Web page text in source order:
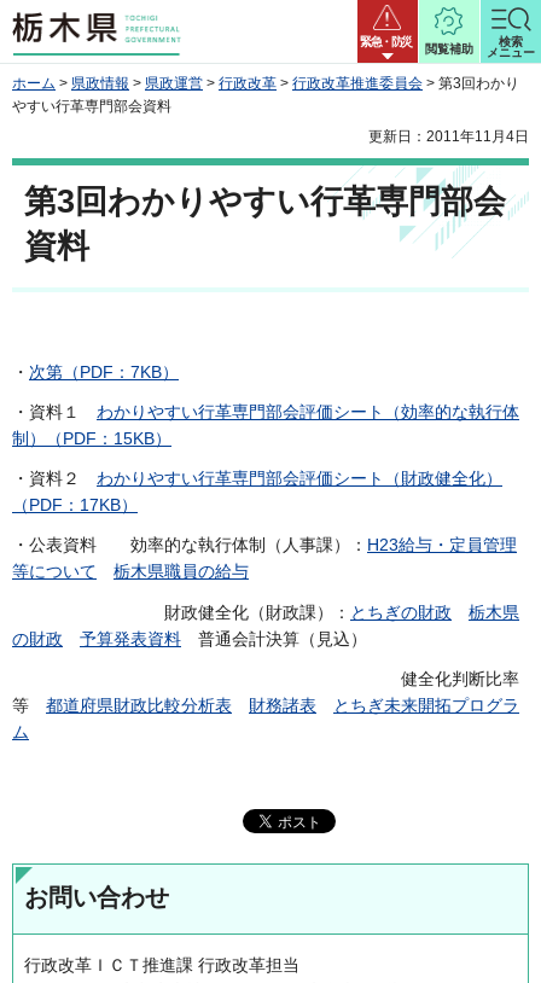
栃木県 緊急・防災
閲覧補助
検索
メニュー
ホーム > 県政情報 > 県政運営 > 行政改革 > 行政改革推進委員会 > 第3回わかり
やすい行革専門部会資料
更新日：2011年11月4日
第3回わかりやすい行革専門部会
資料
・ 次第（PDF：7KB）
・資料１ わかりやすい行革専門部会評価シート（効率的な執行体
制）（PDF：15KB）
・資料２ わかりやすい行革専門部会評価シート（財政健全化）
（PDF：17KB）
・公表資料 効率的な執行体制（人事課）： H23給与・定員管理
等について
栃木県職員の給与
財政健全化（財政課）： とちぎの財政
栃木県
の財政
予算発表資料 普通会計決算（見込）
健全化判断比率
等 都道府県財政比較分析表 財務諸表
とちぎ未来開拓プログラ
ム
お問い合わせ
行政改革ＩＣＴ推進課 行政改革担当